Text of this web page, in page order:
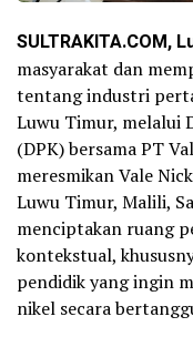
SULTRAKITA.COM,
masyarakat dan
tentang industri
Luwu Timur, melalui
(DPK) bersama PT
meresmikan Vale
Luwu Timur, Malili,
menciptakan ruang
kontekstual,
pendidik yang ingin
nikel secara